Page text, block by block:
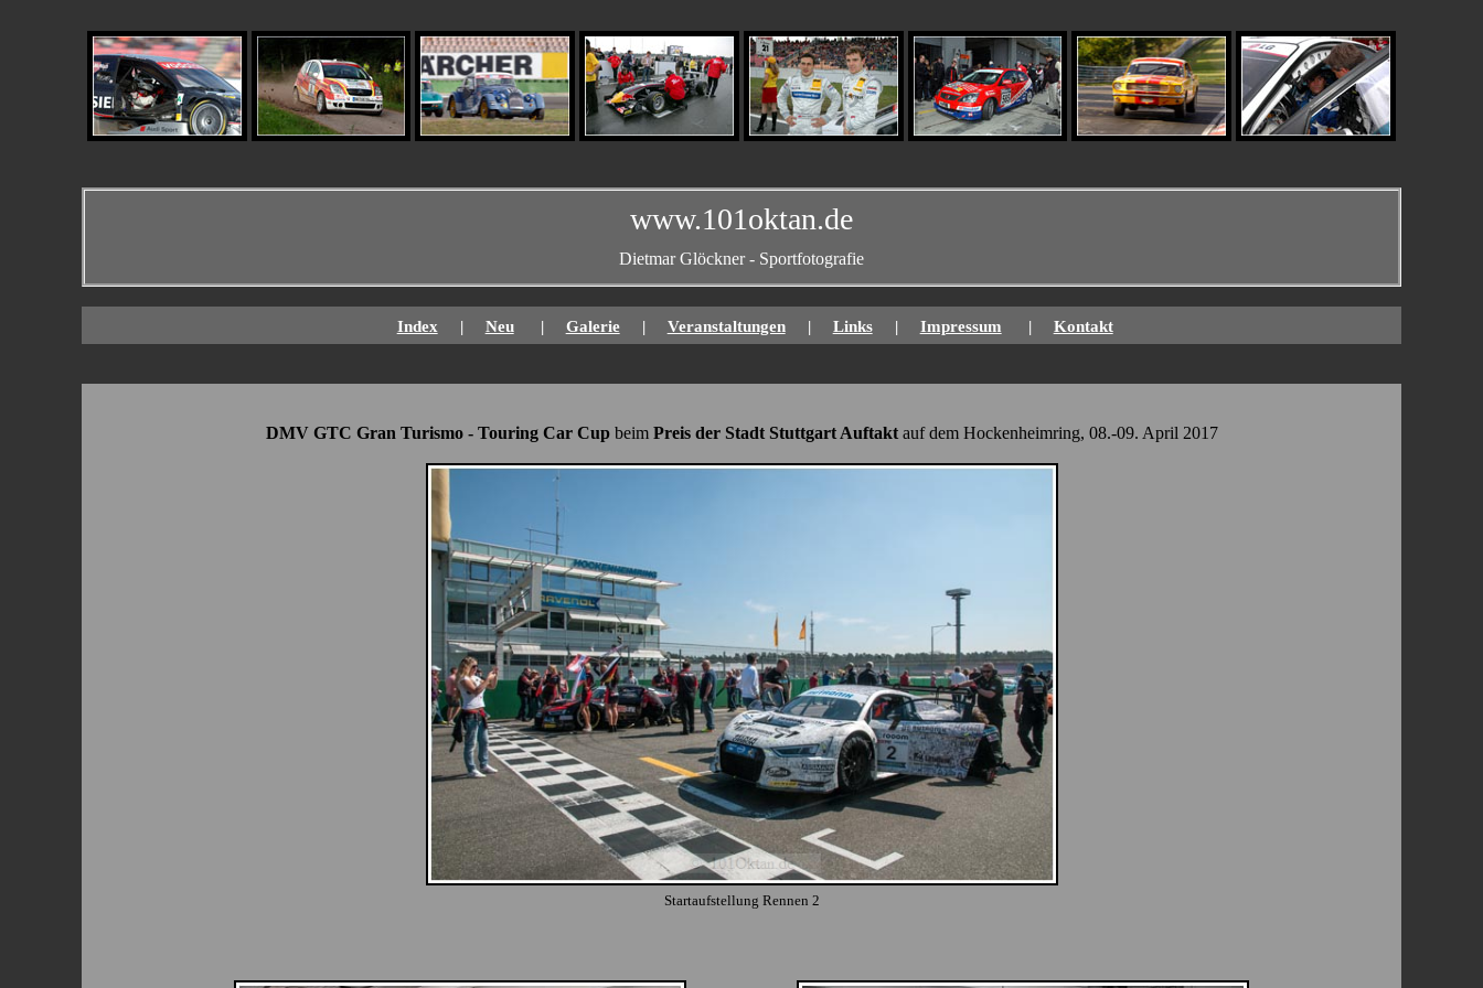
www.101oktan.de
Dietmar Glöckner - Sportfotografie
Index | Neu| Galerie| Veranstaltungen| Links| Impressum | Kontakt
DMV GTC Gran Turismo - Touring Car Cupbeim Preis der Stadt Stuttgart Auftakt auf dem Hockenheimring, 08.-09. April 2017
Startaufstellung Rennen 2